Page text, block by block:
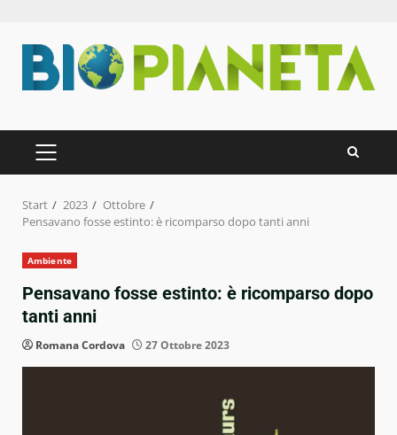
Inhalt
springen
PRIMÄRES
MENÜ
Start 2023
Ottobre
Pensavano fosse estinto: è ricomparso dopo tanti anni
Ambiente
Pensavano fosse estinto: è ricomparso dopo
tanti anni
Romana Cordova 27 Ottobre 2023